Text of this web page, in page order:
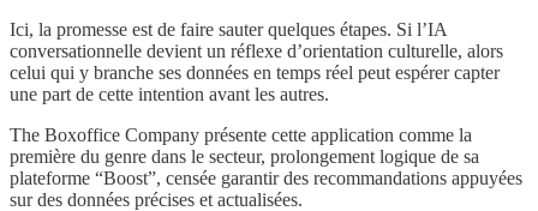
Ici, la promesse est de faire sauter quelques étapes. Si l’IA
conversationnelle devient un réflexe d’orientation culturelle, alors
celui qui y branche ses données en temps réel peut espérer capter
une part de cette intention avant les autres.
The Boxoffice Company présente cette application comme la
première du genre dans le secteur, prolongement logique de sa
plateforme “Boost”, censée garantir des recommandations appuyées
sur des données précises et actualisées.